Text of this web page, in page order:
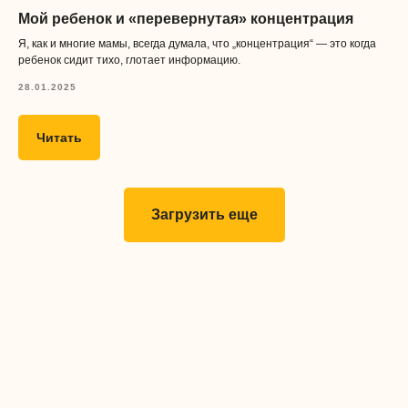
Мой ребенок и «перевернутая» концентрация
Я, как и многие мамы, всегда думала, что „концентрация“ — это когда
ребенок сидит тихо, глотает информацию.
28.01.2025
Читать
Загрузить еще
ООО «Забота»
ИНН
№Л035-01298-77/01155773